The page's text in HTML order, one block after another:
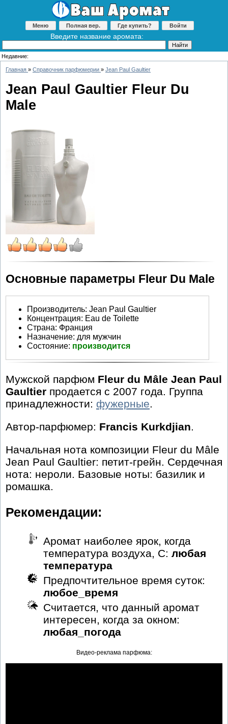
Меню Полная вер. Где купить? Войти
Введите название аромата:
Недавние:
Главная » Справочник парфюмерии » Jean Paul Gaultier
Jean Paul Gaultier Fleur Du
Male
Основные параметры Fleur Du Male
Производитель: Jean Paul Gaultier
Концентрация: Eau de Toilette
Страна: Франция
Назначение: для мужчин
Состояние: производится
Мужской парфюм Fleur du Mâle Jean Paul
Gaultier продается с 2007 года. Группа
принадлежности: фужерные.
Автор-парфюмер: Francis Kurkdjian.
Начальная нота композиции Fleur du Mâle
Jean Paul Gaultier: петит-грейн. Сердечная
нота: нероли. Базовые ноты: базилик и
ромашка.
Рекомендации:
Аромат наиболее ярок, когда
температура воздуха, С: любая
температура
Предпочтительное время суток:
любое_время
Считается, что данный аромат
интересен, когда за окном:
любая_погода
Видео-реклама парфюма: